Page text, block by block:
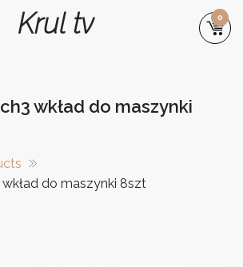
Krul tv 0
wkład do maszynki
do maszynki 8szt